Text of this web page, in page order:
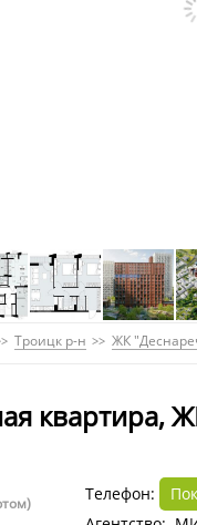
Троицк р-н ЖК
квартира,
Телефон: